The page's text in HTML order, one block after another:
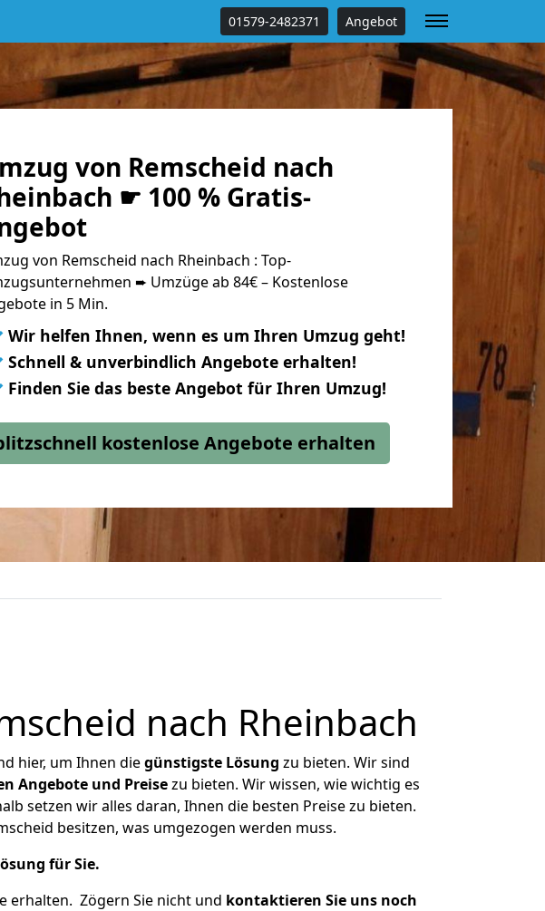
01579-2482371 Angebot
von Remscheid nach
☛ 100 % Gratis-
von Remscheid nach Rheinbach : Top-
➨ Umzüge ab 84€ – Kostenlose
in 5 Min.
Wir helfen Ihnen, wenn es um Ihren Umzug geht!
Schnell & unverbindlich Angebote erhalten!
Finden Sie das beste Angebot für Ihren Umzug!
kostenlose Angebote erhalten
nach Rheinbach
hier, um Ihnen diegünstigste Lösung zu bieten. Wir sind
Angebote und Preisezu bieten. Wir wissen, wie wichtig es
setzen wir alles daran, Ihnen die besten Preise zu bieten.
besitzen, was umgezogen werden muss.
für Sie.
erhalten. Zögern Sie nicht und kontaktieren Sie uns noch